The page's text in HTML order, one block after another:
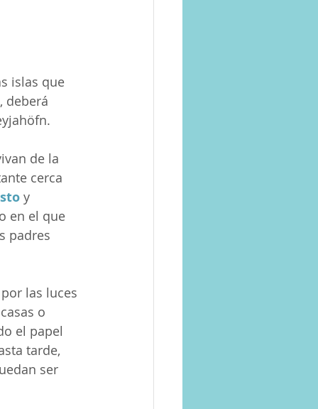
islas que
deberá
de la
cerca
y
en el que
padres
las luces
o
el papel
tarde,
ser